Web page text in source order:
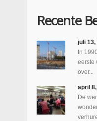
Recente
juli 13,
In
eerste
over...
april
De